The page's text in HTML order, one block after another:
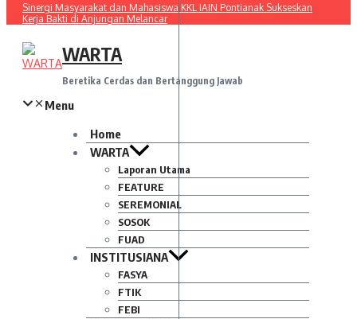
Sinergi Masyarakat dan Mahasiswa KKL IAIN Pontianak Sukseskan
Kerja Bakti di Anjungan Melancar
WARTA
Beretika Cerdas dan Bertanggung Jawab
Menu
Home
WARTA
Laporan Utama
FEATURE
SEREMONIAL
SOSOK
FUAD
INSTITUSIANA
FASYA
FTIK
FEBI